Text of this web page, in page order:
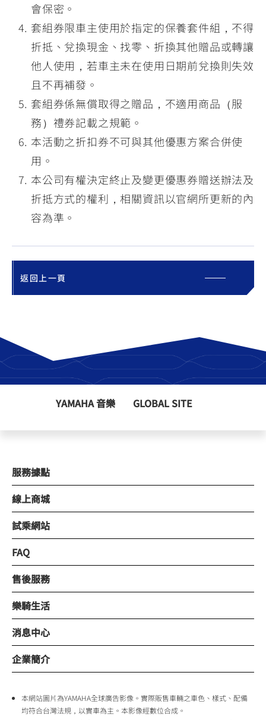
會保密。
套組券限車主使用於指定的保養套件組，不得
折抵、兌換現金、找零、折換其他贈品或轉讓
他人使用，若車主未在使用日期前兌換則失效
且不再補發。
套組券係無償取得之贈品，不適用商品（服
務）禮券記載之規範。
本活動之折扣券不可與其他優惠方案合併使
用。
本公司有權決定終止及變更優惠券贈送辦法及
折抵方式的權利，相關資訊以官網所更新的內
容為準。
返回上一頁
YAMAHA 音樂 GLOBAL SITE
服務據點
線上商城
試乘網站
FAQ
售後服務
樂騎生活
消息中心
企業簡介
本網站圖片為YAMAHA全球廣告影像。實際販售車輛之車色、樣式、配備
均符合台灣法規，以實車為主。本影像經數位合成。